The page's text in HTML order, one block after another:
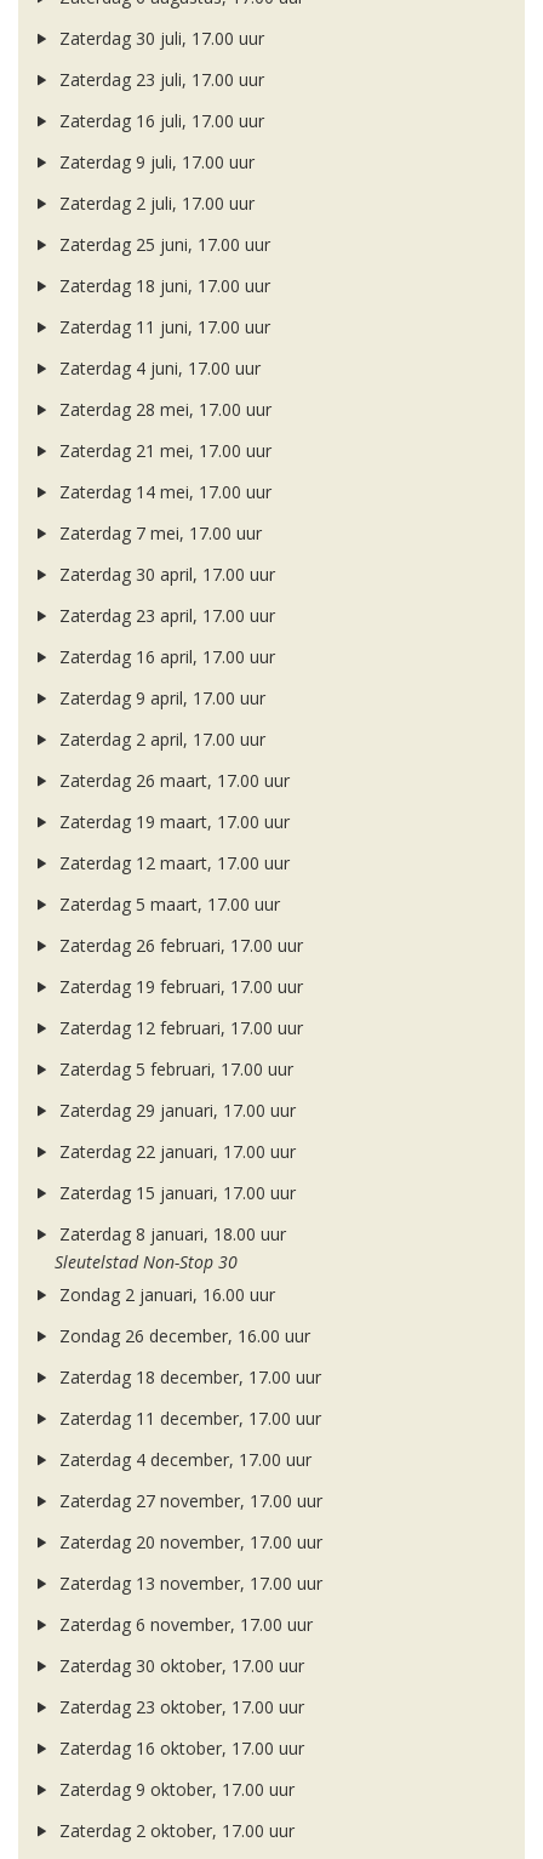
Zaterdag 30 juli, 17.00 uur
Zaterdag 23 juli, 17.00 uur
Zaterdag 16 juli, 17.00 uur
Zaterdag 9 juli, 17.00 uur
Zaterdag 2 juli, 17.00 uur
Zaterdag 25 juni, 17.00 uur
Zaterdag 18 juni, 17.00 uur
Zaterdag 11 juni, 17.00 uur
Zaterdag 4 juni, 17.00 uur
Zaterdag 28 mei, 17.00 uur
Zaterdag 21 mei, 17.00 uur
Zaterdag 14 mei, 17.00 uur
Zaterdag 7 mei, 17.00 uur
Zaterdag 30 april, 17.00 uur
Zaterdag 23 april, 17.00 uur
Zaterdag 16 april, 17.00 uur
Zaterdag 9 april, 17.00 uur
Zaterdag 2 april, 17.00 uur
Zaterdag 26 maart, 17.00 uur
Zaterdag 19 maart, 17.00 uur
Zaterdag 12 maart, 17.00 uur
Zaterdag 5 maart, 17.00 uur
Zaterdag 26 februari, 17.00 uur
Zaterdag 19 februari, 17.00 uur
Zaterdag 12 februari, 17.00 uur
Zaterdag 5 februari, 17.00 uur
Zaterdag 29 januari, 17.00 uur
Zaterdag 22 januari, 17.00 uur
Zaterdag 15 januari, 17.00 uur
Zaterdag 8 januari, 18.00 uur
Sleutelstad Non-Stop 30
Zondag 2 januari, 16.00 uur
Zondag 26 december, 16.00 uur
Zaterdag 18 december, 17.00 uur
Zaterdag 11 december, 17.00 uur
Zaterdag 4 december, 17.00 uur
Zaterdag 27 november, 17.00 uur
Zaterdag 20 november, 17.00 uur
Zaterdag 13 november, 17.00 uur
Zaterdag 6 november, 17.00 uur
Zaterdag 30 oktober, 17.00 uur
Zaterdag 23 oktober, 17.00 uur
Zaterdag 16 oktober, 17.00 uur
Zaterdag 9 oktober, 17.00 uur
Zaterdag 2 oktober, 17.00 uur